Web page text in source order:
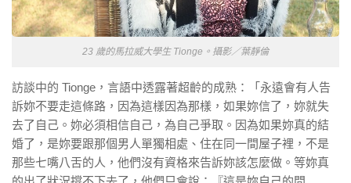
23 歲的馬拉威大學生 Tionge。攝影／葉靜倫
訪談中的 Tionge ，言語中透露著超齡的成熟：「永遠會有人告
訴妳不要走這條路，因為這樣因為那樣，如果妳信了，妳就失
去了自己。 妳必須相信自己，為自己爭取。因為如果妳真的結
婚了，是妳要跟那個男人單獨相處、住在同一間屋子裡，不是
那些七嘴八舌的人，他們沒有資格來告訴妳該怎麼做。等妳真